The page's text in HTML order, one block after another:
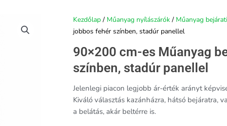
Kezdőlap / Műanyag nyílászárók / Műanyag
jobbos fehér színben, stadúr panellel
90×200 cm-es Műanyag
színben, stadúr panellel
Jelenlegi piacon legjobb ár-érték arányt
Kiváló választás kazánházra, hátsó bejáratra,
a belátás, akár beltérre is.